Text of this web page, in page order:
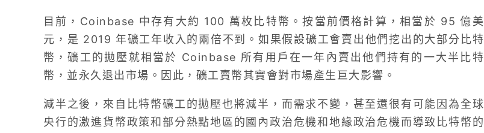
目前，Coinbase 中存有大約 100 萬枚比特幣。按當前價格計算，相當於 95 億美
元，是 2019 年礦工年收入的兩倍不到。如果假設礦工會賣出他們挖出的大部分比特
幣，礦工的拋壓就相當於 Coinbase 所有用戶在一年內賣出他們持有的一大半比特
幣，並永久退出市場。因此，礦工賣幣其實會對市場產生巨大影響。
減半之後，來自比特幣礦工的拋壓也將減半，而需求不變，甚至還很有可能因為全球
央行的激進貨幣政策和部分熱點地區的國內政治危機和地緣政治危機而導致比特幣的